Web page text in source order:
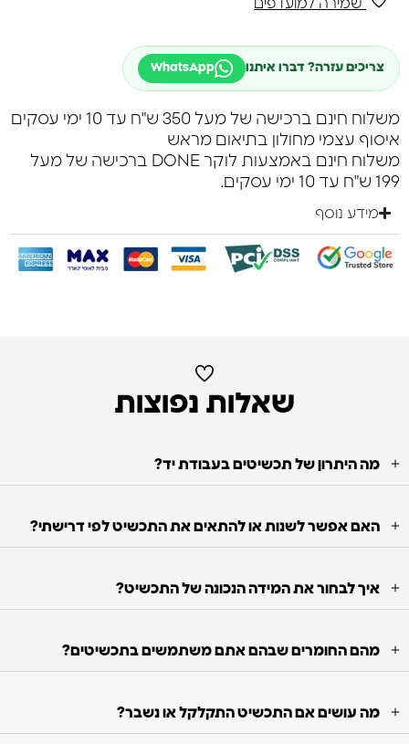
שמירה למועדפים
צריכים עזרה? דברו איתנו WhatsApp
משלוח חינם ברכישה של מעל 350 ש"ח עד 10 ימי עסקים
איסוף עצמי מחולון בתיאום מראש
משלוח חינם באמצעות לוקר DONE ברכישה של מעל
199 ש"ח עד 10 ימי עסקים.
מידע נוסף
שאלות נפוצות
מה היתרון של תכשיטים בעבודת יד?
האם אפשר לשנות או להתאים את התכשיט לפי דרישתי?
איך לבחור את המידה הנכונה של התכשיט?
מהם החומרים שבהם אתם משתמשים בתכשיטים?
מה עושים אם התכשיט התקלקל או נשבר?